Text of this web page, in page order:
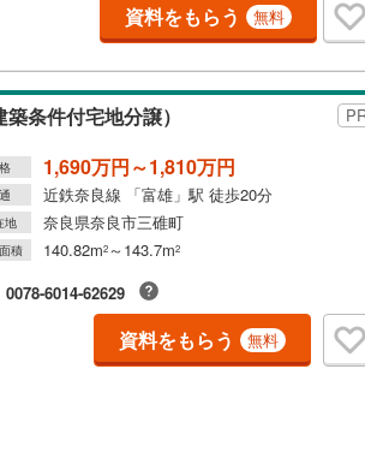
資料をもらう 無料
条件付宅地分譲）
1,690万円～1,810万円
近鉄奈良線 「富雄」駅 徒歩20分
地 奈良県奈良市三碓町
積 140.82m2～143.7m2
0078-6014-62629
資料をもらう 無料